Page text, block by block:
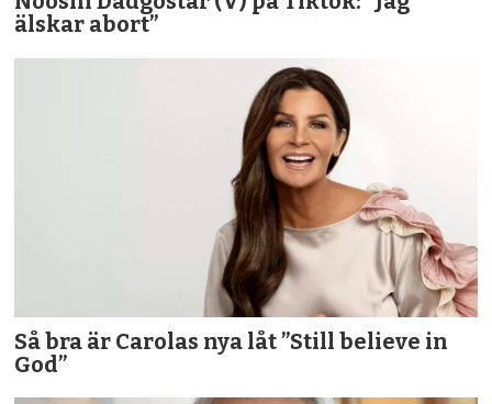
älskar abort”
Så bra är Carolas nya låt ”Still believe in
God”